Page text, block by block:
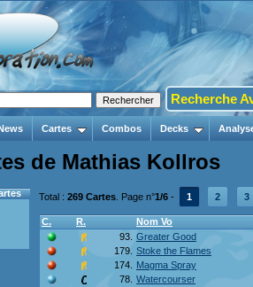
Recherche
Cartes Combos Decks
de Mathias Kollros
Total : 269 Cartes . Page n°1/6 - 1 2 3
C. R.
Nom Vo
93. Greater Good
179. Stoke the Flames
174.
Magma Spray
78. Watercourser